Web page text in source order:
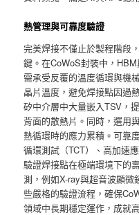
熱管理與可靠度驗證
完美焊接不僅止於製程階段
鍵。在CoWoS封裝中，
需承受反覆的溫度循環與機
晶片溫度，避免焊接點因過
矽中介層中大量嵌入TSV，
背面的散熱片。同時，選用
熱循環時的應力累積。可靠
循環測試（TCT）、高加速
驗證焊接點在極端環境下的
測，例如X-ray與超音波顯
些嚴格的驗證流程，確保
領域中長期穩定運作，成就